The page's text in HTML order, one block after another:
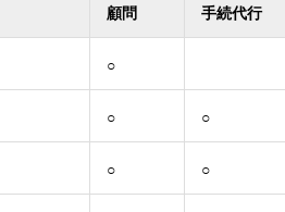
顧問 手続代行
○
○ ○
○ ○